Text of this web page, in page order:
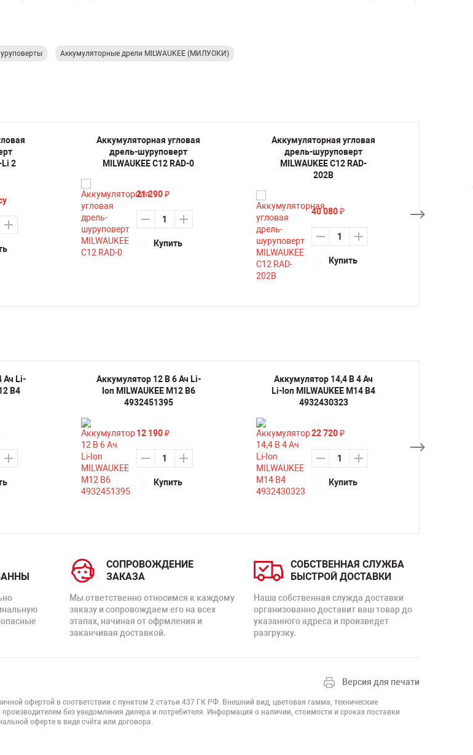
Аккумуляторные дрели MILWAUKEE (МИЛУОКИ)
Li 2
Аккумуляторная угловая
дрель-шуруповерт
MILWAUKEE C12 RAD-0
21 290 ₽
Купить
Аккумуляторная угловая
дрель-шуруповерт
MILWAUKEE C12 RAD-
202B
40 080 ₽
Купить
Ач Li-
B4
Аккумулятор 12 В 6 Ач Li-
Ion MILWAUKEE M12 B6
4932451395
12 190 ₽
Купить
Аккумулятор 14,4 В 4 Ач
Li-Ion MILWAUKEE M14 B4
4932430323
22 720 ₽
Купить
СОПРОВОЖДЕНИЕ
ЗАКАЗА
Мы ответственно относимся к каждому
заказу и сопровождаем его на всех
этапах, начиная от офрмления и
заканчивая доставкой.
СОБСТВЕННАЯ СЛУЖБА
БЫСТРОЙ ДОСТАВКИ
Наша собственная служда доставки
организованно доставит ваш товар до
указанного адреса и произведет
разгрузку.
Версия для печати
офертой в соответствии с пунктом 2 статьи 437 ГК РФ. Внешний вид, цветовая гамма, технические
без уведомления дилера и потребителя. Информация о наличии, стоимости и сроках поставки
оферте в виде счёта или договора.